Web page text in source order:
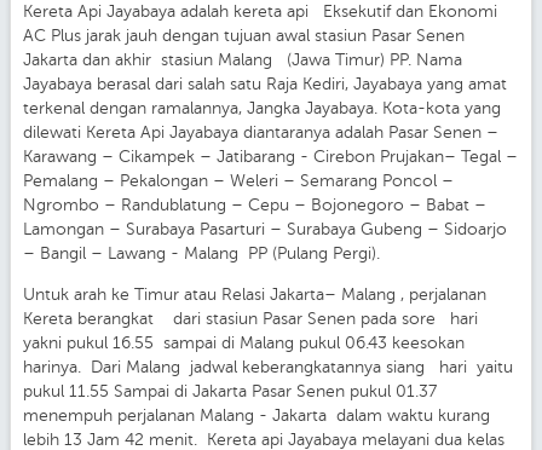
Kereta Api Jayabaya adalah kereta api Eksekutif dan Ekonomi
AC Plus jarak jauh dengan tujuan awal stasiun Pasar Senen
Jakarta dan akhir stasiun Malang (Jawa Timur) PP. Nama
Jayabaya berasal dari salah satu Raja Kediri, Jayabaya yang amat
terkenal dengan ramalannya, Jangka Jayabaya. Kota-kota yang
dilewati Kereta Api Jayabaya diantaranya adalah Pasar Senen –
Karawang – Cikampek – Jatibarang - Cirebon Prujakan– Tegal –
Pemalang – Pekalongan – Weleri – Semarang Poncol –
Ngrombo – Randublatung – Cepu – Bojonegoro – Babat –
Lamongan – Surabaya Pasarturi – Surabaya Gubeng – Sidoarjo
– Bangil – Lawang - Malang PP (Pulang Pergi).
Untuk arah ke Timur atau Relasi Jakarta– Malang , perjalanan
Kereta berangkat dari stasiun Pasar Senen pada sore hari
yakni pukul 16.55 sampai di Malang pukul 06.43 keesokan
harinya. Dari Malang jadwal keberangkatannya siang hari yaitu
pukul 11.55 Sampai di Jakarta Pasar Senen pukul 01.37
menempuh perjalanan Malang - Jakarta dalam waktu kurang
lebih 13 Jam 42 menit. Kereta api Jayabaya melayani dua kelas